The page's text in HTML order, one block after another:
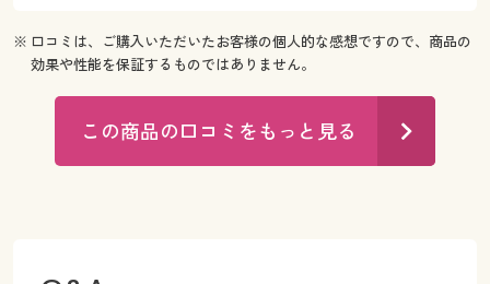
※ 口コミは、ご購入いただいたお客様の個人的な感想ですので、商品の
効果や性能を保証するものではありません。
この商品の口コミをもっと見る